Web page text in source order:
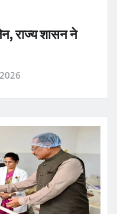
राज्य शासन ने